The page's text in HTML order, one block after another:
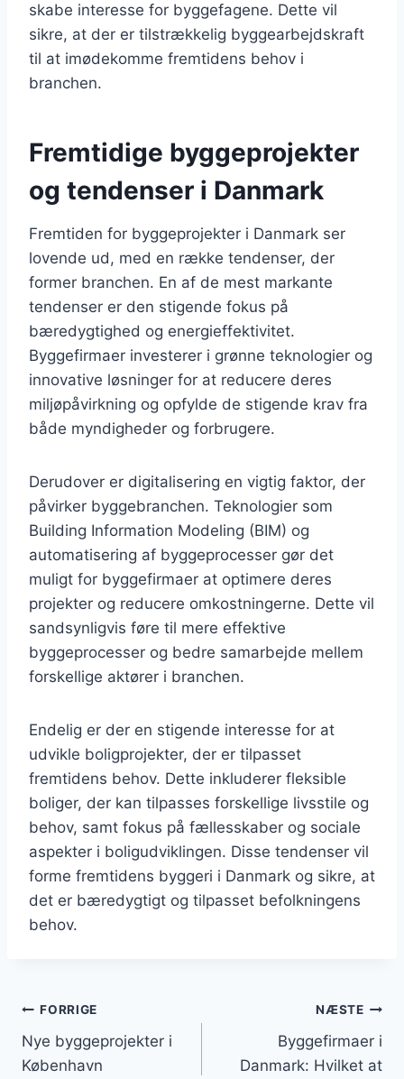
skabe interesse for byggefagene. Dette vil
sikre, at der er tilstrækkelig byggearbejdskraft
til at imødekomme fremtidens behov i
branchen.
Fremtidige byggeprojekter
og tendenser i Danmark
Fremtiden for byggeprojekter i Danmark ser
lovende ud, med en række tendenser, der
former branchen. En af de mest markante
tendenser er den stigende fokus på
bæredygtighed og energieffektivitet.
Byggefirmaer investerer i grønne teknologier og
innovative løsninger for at reducere deres
miljøpåvirkning og opfylde de stigende krav fra
både myndigheder og forbrugere.
Derudover er digitalisering en vigtig faktor, der
påvirker byggebranchen. Teknologier som
Building Information Modeling (BIM) og
automatisering af byggeprocesser gør det
muligt for byggefirmaer at optimere deres
projekter og reducere omkostningerne. Dette vil
sandsynligvis føre til mere effektive
byggeprocesser og bedre samarbejde mellem
forskellige aktører i branchen.
Endelig er der en stigende interesse for at
udvikle boligprojekter, der er tilpasset
fremtidens behov. Dette inkluderer fleksible
boliger, der kan tilpasses forskellige livsstile og
behov, samt fokus på fællesskaber og sociale
aspekter i boligudviklingen. Disse tendenser vil
forme fremtidens byggeri i Danmark og sikre, at
det er bæredygtigt og tilpasset befolkningens
behov.
Indlægsnavigation
FORRIGE
Nye byggeprojekter i
København
NÆSTE
Byggefirmaer i
Danmark: Hvilket at